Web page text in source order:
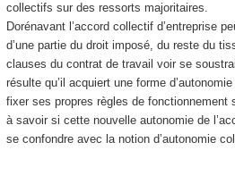
collectifs sur des ressorts majoritaires.
Dorénavant l’accord collectif d’entreprise
d’une partie du droit imposé, du reste du
clauses du contrat de travail voir se
résulte qu’il acquiert une forme
fixer ses propres règles de fonctionnement
à savoir si cette nouvelle autonomie de
se confondre avec la notion d’autonomie